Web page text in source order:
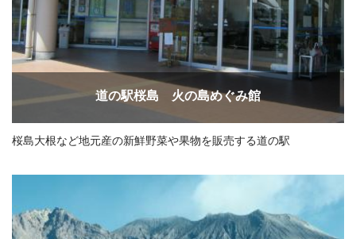
道の駅桜島 火の島めぐみ館
桜島大根など地元産の新鮮野菜や果物を販売する道の駅